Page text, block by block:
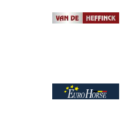
Afbeelding
Afbeelding